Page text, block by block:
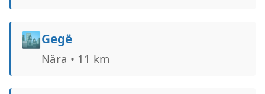
🏙️Gegë
Nära • 11 km